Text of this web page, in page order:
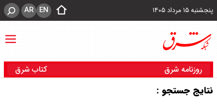
پنجشنبه ۱۵ مرداد ۱۴۰۵ EN
AR
روزنامه شرق کتاب شرق
نتایج جستجو :